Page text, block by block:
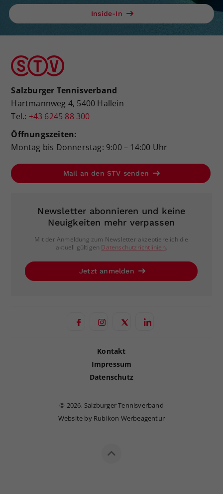
Inside-In
Salzburger Tennisverband
Hartmannweg 4, 5400 Hallein
Tel.: +43 6245 88 300
Öffnungszeiten:
Montag bis Donnerstag: 9:00 – 14:00 Uhr
Mail an den STV senden
Newsletter abonnieren und keine
Neuigkeiten mehr verpassen
Mit der Anmeldung zum Newsletter akzeptiere ich die
aktuell gültigen Datenschutzrichtlinien.
Jetzt anmelden
Kontakt
Impressum
Datenschutz
© 2026, Salzburger Tennisverband
Website by Rubikon Werbeagentur